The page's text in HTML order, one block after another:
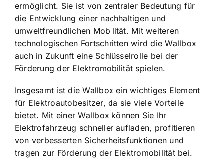
ermöglicht. Sie ist von zentraler Bedeutung für
die Entwicklung einer nachhaltigen und
umweltfreundlichen Mobilität. Mit weiteren
technologischen Fortschritten wird die Wallbox
auch in Zukunft eine Schlüsselrolle bei der
Förderung der Elektromobilität spielen.
Insgesamt ist die Wallbox ein wichtiges Element
für Elektroautobesitzer, da sie viele Vorteile
bietet. Mit einer Wallbox können Sie Ihr
Elektrofahrzeug schneller aufladen, profitieren
von verbesserten Sicherheitsfunktionen und
tragen zur Förderung der Elektromobilität bei.